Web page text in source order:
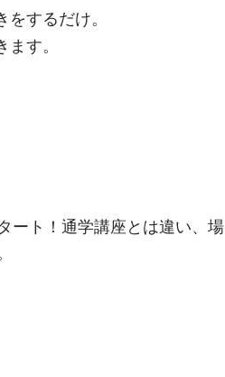
するだけ。
す。
ート！通学講座とは違い、場